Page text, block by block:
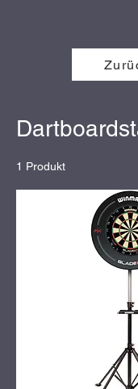
1 Produkt